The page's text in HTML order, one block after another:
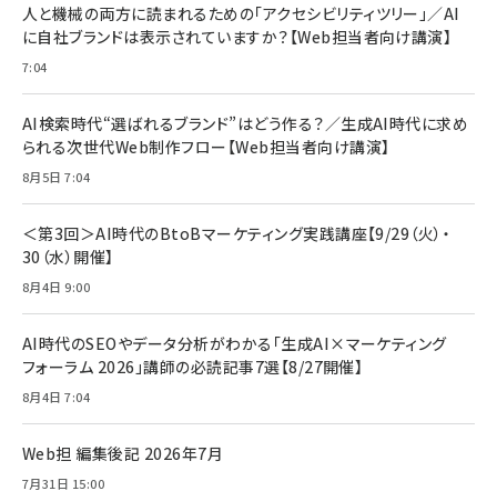
￥1,100
年後半、あなたの恋と運命／山田涼介]
￥880
Amazonランキングをもっと見る
すい ガイド枠付き いPhone17 (6.3インチ) 対応
2枚セット DSP25F1698
￥1,599
【New】Amazon Fire TV Stick HD | 手軽にスト
レイヤー
￥6,980
Anker Soundcore P31i (Bluetooth 6.1) 【完
全ワイヤレスイヤホン/アクティブノイズキャンセリ
ング/マルチポイント接続 / 最大50時間再生 / PSE
Anker PowerLine III Flow USB-C & USB-C
ケーブル Anker絡まないケーブル 240W 結束バン
ド付き USB PD対応 シリコン素材採用 iPhone
17 / 16 / 15 / Galaxy iPad Pro MacBook
Amazonランキングをもっと見る
￥5,000
ケーブル Anker絡まないケーブル 240W 結束バン
17 / 16 / 15 / Galaxy iPad Pro MacBook
Pro/Air 各種対応 (1.8m ミッドナイトブラック)
￥1,890
キャンペーン】
￥4,857
Amazonランキングをもっと見る
人と機械の両方に読まれるための「アクセシビリティツリー」／AI
に自社ブランドは表示されていますか？【Web担当者向け講演】
7:04
AI検索時代“選ばれるブランド”はどう作る？／生成AI時代に求め
られる次世代Web制作フロー【Web担当者向け講演】
8月5日 7:04
＜第3回＞AI時代のBtoBマーケティング実践講座【9/29（火）・
30（水）開催】
8月4日 9:00
AI時代のSEOやデータ分析がわかる「生成AI×マーケティング
フォーラム 2026」講師の必読記事7選【8/27開催】
8月4日 7:04
Web担 編集後記 2026年7月
7月31日 15:00